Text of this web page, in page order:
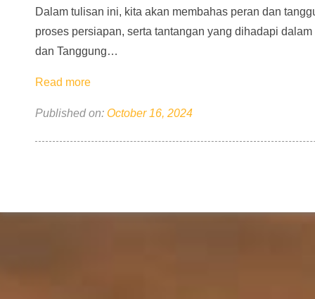
Dalam tulisan ini, kita akan membahas peran dan
proses persiapan, serta tantangan yang dihadapi
dan Tanggung…
Read more
Published on: October 16, 2024